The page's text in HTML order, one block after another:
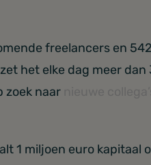
freelancers en
het elke dag meer
zoek naar
1 miljoen euro kapitaal